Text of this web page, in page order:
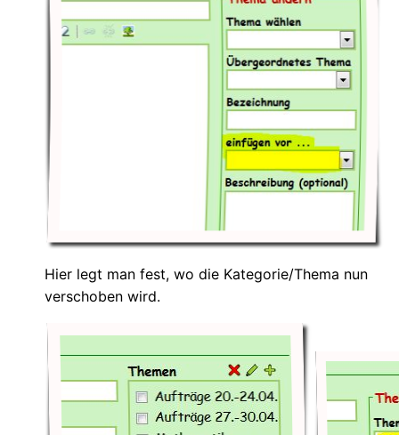
Hier legt man fest, wo die Kategorie/Thema nun
verschoben wird.